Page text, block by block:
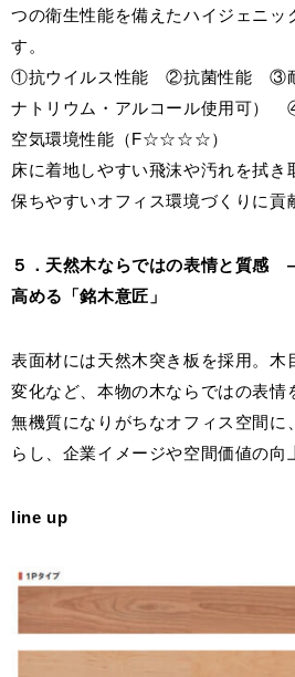
つの衛生性能を備えたハイジェニッ
す。
①抗ウイルス性能 ②抗菌性能 ③耐
ナトリウム・アルコール使用可
空気環境性能（F☆☆☆☆）
床に着地しやすい飛沫や汚れを拭き
保ちやすいオフィス環境づくりに貢
５．天然木ならではの表情と質感
高める「銘木意匠」
表面材には天然木突き板を採用。木
変化など、本物の木ならではの表情
無機質になりがちなオフィス空間に
らし、企業イメージや空間価値の向
line up